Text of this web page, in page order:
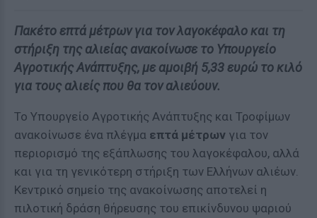
Πακέτο επτά μέτρων για τον λαγοκέφαλο και τη
στήριξη της αλιείας ανακοίνωσε το Υπουργείο
Αγροτικής Ανάπτυξης, με αμοιβή 5,33 ευρώ το κιλό
για τους αλιείς που θα τον αλιεύουν.
Το Υπουργείο Αγροτικής Ανάπτυξης και Τροφίμων
ανακοίνωσε ένα πλέγμα επτά μέτρων για τον
περιορισμό της εξάπλωσης του λαγοκέφαλου, αλλά
και για τη γενικότερη στήριξη των Ελλήνων αλιέων.
Κεντρικό σημείο της ανακοίνωσης αποτελεί η
πιλοτική δράση θήρευσης του επικίνδυνου ψαριού